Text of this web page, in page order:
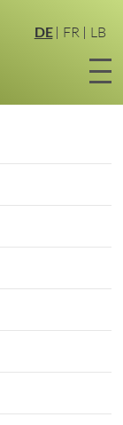
DE FR LB